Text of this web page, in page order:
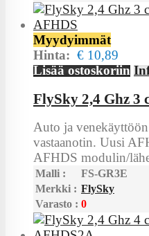
Myydyimmät
Hinta: € 10,89
Lisää ostoskoriin
FlySky 2,4 Ghz 3
Auto ja
vastaanotin. Uusi
AFHDS modulin/
Malli :
FS-GR3E
Merkki : FlySky
Varasto : 0